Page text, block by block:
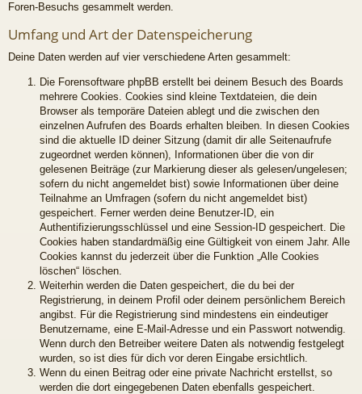
Foren-Besuchs gesammelt werden.
Umfang und Art der Datenspeicherung
Deine Daten werden auf vier verschiedene Arten gesammelt:
Die Forensoftware phpBB erstellt bei deinem Besuch des Boards
mehrere Cookies. Cookies sind kleine Textdateien, die dein
Browser als temporäre Dateien ablegt und die zwischen den
einzelnen Aufrufen des Boards erhalten bleiben. In diesen Cookies
sind die aktuelle ID deiner Sitzung (damit dir alle Seitenaufrufe
zugeordnet werden können), Informationen über die von dir
gelesenen Beiträge (zur Markierung dieser als gelesen/ungelesen;
sofern du nicht angemeldet bist) sowie Informationen über deine
Teilnahme an Umfragen (sofern du nicht angemeldet bist)
gespeichert. Ferner werden deine Benutzer-ID, ein
Authentifizierungsschlüssel und eine Session-ID gespeichert. Die
Cookies haben standardmäßig eine Gültigkeit von einem Jahr. Alle
Cookies kannst du jederzeit über die Funktion „Alle Cookies
löschen“ löschen.
Weiterhin werden die Daten gespeichert, die du bei der
Registrierung, in deinem Profil oder deinem persönlichem Bereich
angibst. Für die Registrierung sind mindestens ein eindeutiger
Benutzername, eine E-Mail-Adresse und ein Passwort notwendig.
Wenn durch den Betreiber weitere Daten als notwendig festgelegt
wurden, so ist dies für dich vor deren Eingabe ersichtlich.
Wenn du einen Beitrag oder eine private Nachricht erstellst, so
werden die dort eingegebenen Daten ebenfalls gespeichert.